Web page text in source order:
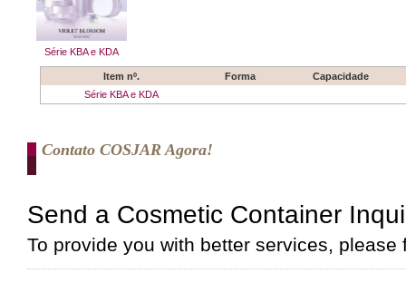
Série KBA e KDA
Item nº. Forma
Capacidade
Série KBA e KDA
Contato COSJAR Agora!